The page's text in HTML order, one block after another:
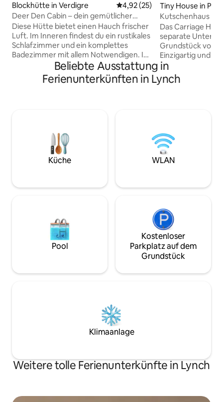
Blockhütte in Verdigre Durchschnittliche Bewertung:
4,92 (25)
Deer Den Cabin – dein gemütlicher
Rückzugsort in der Natur
Diese Hütte bietet einen Hauch frischer
Luft. Im Inneren findest du ein rustikales
Schlafzimmer und ein komplettes
Badezimmer mit allem Notwendigen. In
der voll ausgestatteten Küche kannst du
deine Lieblingsgerichte zubereiten,
während der gemütliche Wohn- und
grille auf dem Grill und teile eine
Mahlzeit unter freiem Himmel. Bei
Sonnenaufgang gibt es keinen besseren
Ort als die Terrasse, um Hirsche durch
Tiny House in
Kutschenhaus –
Betten, 1 Bad
Das Carriage
separate
Grundstück von
Einzigartig und
Quadratfuß. Kein Stufeneingang. Das
Hauptgeschoss
Schlafzimmer mit
W/D. Zwei große Betten im Loft im
Obergeschoss,
Futons.
Minisplit für
Beliebte Ausstattung in
Ferienunterkünften in Lynch
Küche WLAN
Pool
Kostenloser
Parkplatz auf dem
Grundstück
Klimaanlage
Weitere tolle Ferienunterkünfte in Lynch